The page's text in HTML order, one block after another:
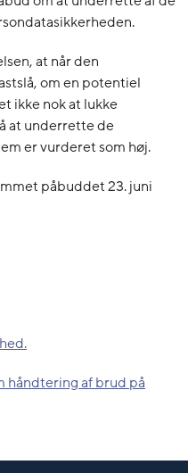
at når den
om en potentiel
ikke nok at lukke
at underrette de
er vurderet som høj.
påbuddet 23. juni
håndtering af brud på